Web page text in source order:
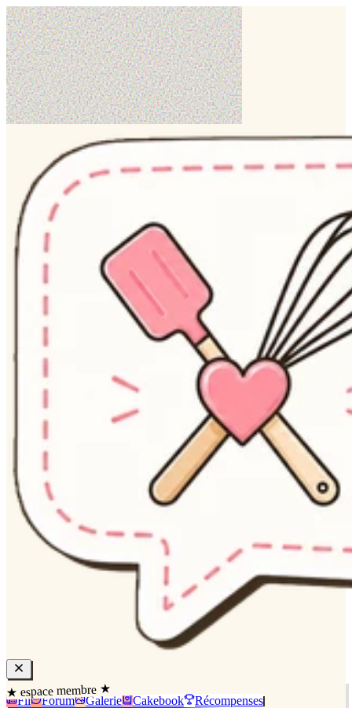
★ espace membre ★
Fil Forum Galerie Cakebook Récompenses